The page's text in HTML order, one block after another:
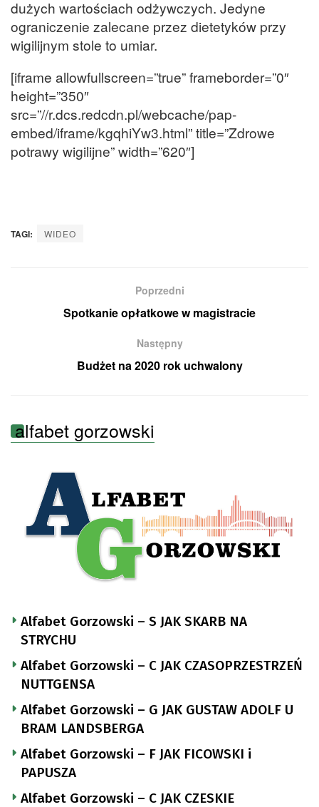
dużych wartościach odżywczych. Jedyne
ograniczenie zalecane przez dietetyków przy
wigilijnym stole to umiar.
[iframe allowfullscreen=”true” frameborder=”0″
height=”350″
src=”//r.dcs.redcdn.pl/webcache/pap-
embed/iframe/kgqhiYw3.html” title=”Zdrowe
potrawy wigilijne” width=”620″]
TAGI: WIDEO
Poprzedni
Spotkanie opłatkowe w magistracie
Następny
Budżet na 2020 rok uchwalony
alfabet gorzowski
Alfabet Gorzowski – S JAK SKARB NA
STRYCHU
Alfabet Gorzowski – C JAK CZASOPRZESTRZEŃ
NUTTGENSA
Alfabet Gorzowski – G JAK GUSTAW ADOLF U
BRAM LANDSBERGA
Alfabet Gorzowski – F JAK FICOWSKI i
PAPUSZA
Alfabet Gorzowski – C JAK CZESKIE